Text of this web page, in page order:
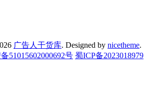
广告人干货库. Designed by nicetheme.
51015602000692号 蜀ICP备2023018979